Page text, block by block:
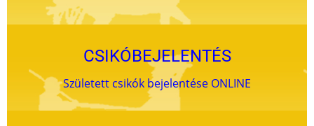
CSIKÓBEJELENTÉS
Született csikók bejelentése ONLINE